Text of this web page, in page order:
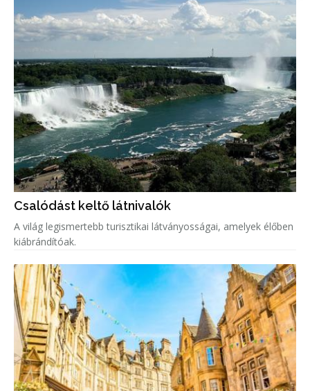
Csalódást keltő látnivalók
A világ legismertebb turisztikai látványosságai, amelyek élőben
kiábrándítóak.